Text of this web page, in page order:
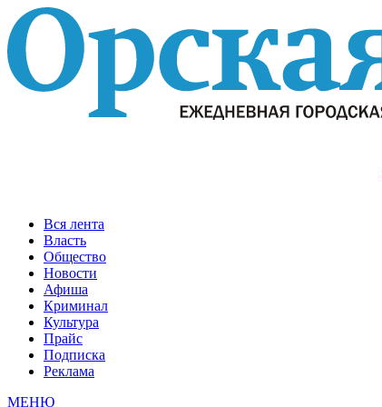
Вся лента
Власть
Общество
Новости
Афиша
Криминал
Культура
Прайс
Подписка
Реклама
МЕНЮ